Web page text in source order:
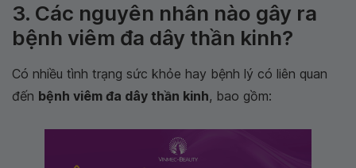
3. Các nguyên nhân nào gây ra
bệnh viêm đa dây thần kinh?
Có nhiều tình trạng sức khỏe hay bệnh lý có liên quan
đến bệnh viêm đa dây thần kinh, bao gồm: